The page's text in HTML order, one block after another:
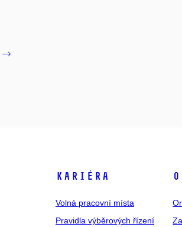
Kariéra
Volná pracovní místa
Pravidla výběrových řízení